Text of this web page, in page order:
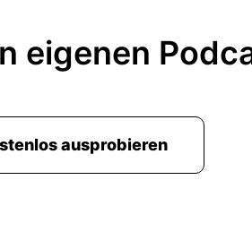
eigenen
ausprobieren